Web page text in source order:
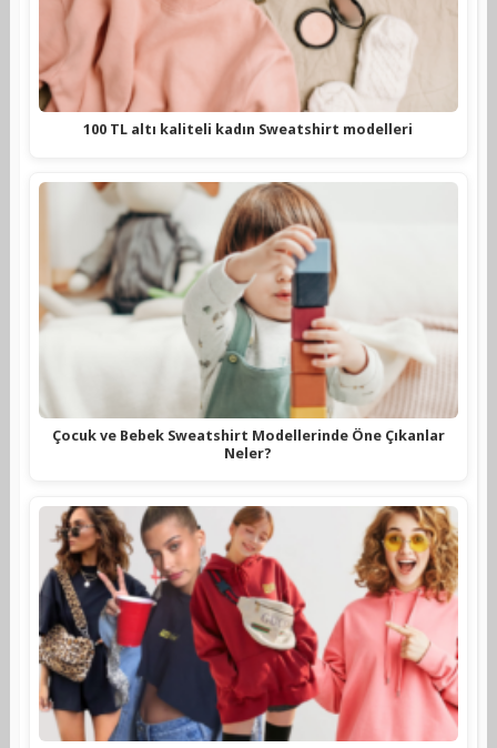
100 TL altı kaliteli kadın Sweatshirt modelleri
Çocuk ve Bebek Sweatshirt Modellerinde Öne Çıkanlar
Neler?